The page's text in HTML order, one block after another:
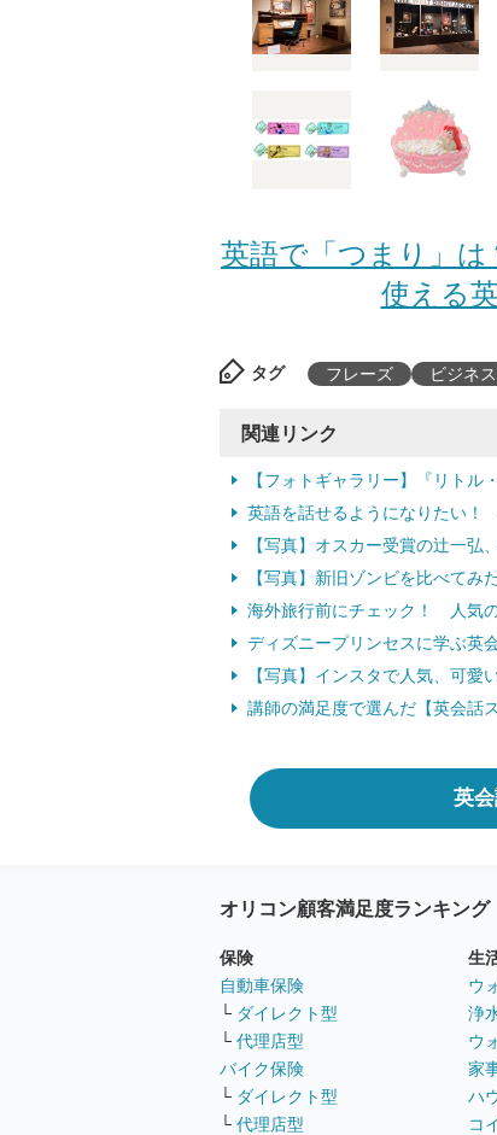
英語で「つまり」
使える
タグ フレーズ ビジネ
関連リンク
【フォトギャラリー】『リト
英語を話せるようになりたい！
【写真】オスカー受賞の辻一
【写真】新旧ゾンビを比べてみ
海外旅行前にチェック！ 人気
ディズニープリンセスに学ぶ英
【写真】インスタで人気、可愛
講師の満足度で選んだ【英会話
英
オリコン顧客満足度ランキング
保険
自動車保険
└ ダイレクト型
└ 代理店型
バイク保険
└ ダイレクト型
└ 代理店型
生
ウ
浄
ウ
家
ハ
コ